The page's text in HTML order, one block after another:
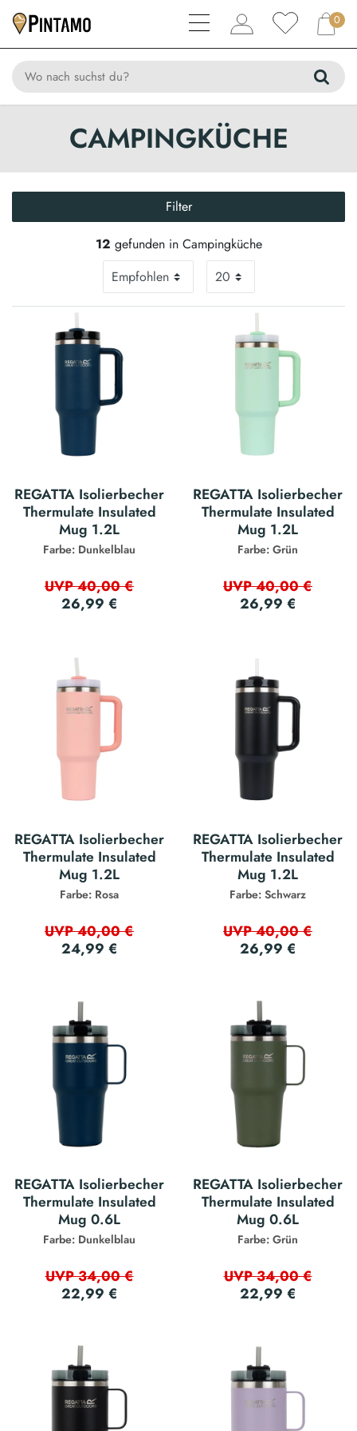
0
CAMPINGKÜCHE
Filter
12 gefunden in Campingküche
REGATTA Isolierbecher
Thermulate Insulated
Mug 1.2L
Farbe: Dunkelblau
UVP 40,00 €
26,99 €
REGATTA Isolierbecher
Thermulate Insulated
Mug 1.2L
Farbe: Grün
UVP 40,00 €
26,99 €
REGATTA Isolierbecher
Thermulate Insulated
Mug 1.2L
Farbe: Rosa
UVP 40,00 €
24,99 €
REGATTA Isolierbecher
Thermulate Insulated
Mug 1.2L
Farbe: Schwarz
UVP 40,00 €
26,99 €
REGATTA Isolierbecher
Thermulate Insulated
Mug 0.6L
Farbe: Dunkelblau
UVP 34,00 €
22,99 €
REGATTA Isolierbecher
Thermulate Insulated
Mug 0.6L
Farbe: Grün
UVP 34,00 €
22,99 €